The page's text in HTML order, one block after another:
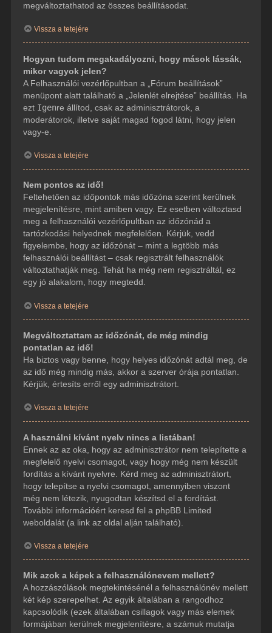
megváltoztathatod az összes beállításodat.
Vissza a tetejére
Hogyan tudom megakadályozni, hogy mások lássák,
mikor vagyok jelen?
A Felhasználói vezérlőpultban a „Fórum beállítások”
menüpont alatt található a „Jelenlét elrejtése” beállítás. Ha
ezt Igenre állítod, csak az adminisztrátorok, a
moderátorok, illetve saját magad fogod látni, hogy jelen
vagy-e.
Vissza a tetejére
Nem pontos az idő!
Feltehetően az időpontok más időzóna szerint kerülnek
megjelenítésre, mint amiben vagy. Ez esetben változtasd
meg a felhasználói vezérlőpultban az időzónád a
tartózkodási helyednek megfelelően. Kérjük, vedd
figyelembe, hogy az időzónát – mint a legtöbb más
felhasználói beállítást – csak regisztrált felhasználók
változtathatják meg. Tehát ha még nem regisztráltál, ez
egy jó alakalom, hogy megtedd.
Vissza a tetejére
Megváltoztattam az időzónát, de még mindig
pontatlan az idő!
Ha biztos vagy benne, hogy helyes időzónát adtál meg, de
az idő még mindig más, akkor a szerver órája pontatlan.
Kérjük, értesíts erről egy adminisztrátort.
Vissza a tetejére
A használni kívánt nyelv nincs a listában!
Ennek az az oka, hogy az adminisztrátor nem telepítette a
megfelelő nyelvi csomagot, vagy hogy még nem készült
fordítás a kívánt nyelvre. Kérd meg az adminisztrátort,
hogy telepítse a nyelvi csomagot, amennyiben viszont
még nem létezik, nyugodtan készítsd el a fordítást.
További információért keresd fel a phpBB Limited
weboldalát (a link az oldal alján található).
Vissza a tetejére
Mik azok a képek a felhasználónevem mellett?
A hozzászólások megtekintésénél a felhasználónév mellett
két kép szerepelhet. Az egyik általában a rangodhoz
kapcsolódik (ezek általában csillagok vagy más elemek
formájában kerülnek megjelenítésre, a számuk mutatja